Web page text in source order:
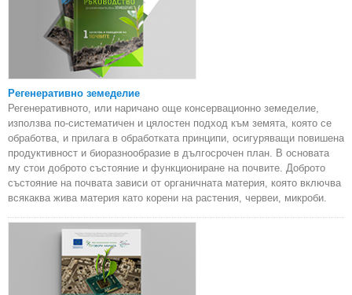
Регенеративно земеделие
Регенеративното, или наричано още консервационно земеделие,
използва по-систематичен и цялостен подход към земята, която се
обработва, и прилага в обработката принципи, осигуряващи повишена
продуктивност и биоразнообразие в дългосрочен план. В основата
му стои доброто състояние и функциониране на почвите. Доброто
състояние на почвата зависи от органичната материя, която включва
всякаква жива материя като корени на растения, червеи, микроби.